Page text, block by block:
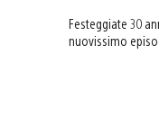
Festeggiate 30
nuovissimo